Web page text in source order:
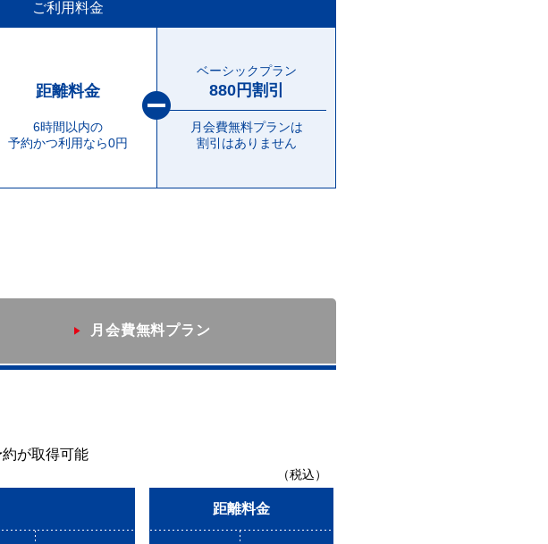
ご利用料金
距離料金
6時間以内の
予約かつ利用なら0円
ベーシックプラン
880円割引
月会費無料プランは
割引はありません
月会費無料プラン
が取得可能
（税込）
距離料金